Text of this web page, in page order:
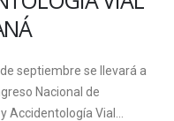
de septiembre se llevará a
Nacional de
Accidentología Vial...